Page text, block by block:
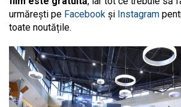
urmărești pe Facebook și Instagram
toate noutățile.